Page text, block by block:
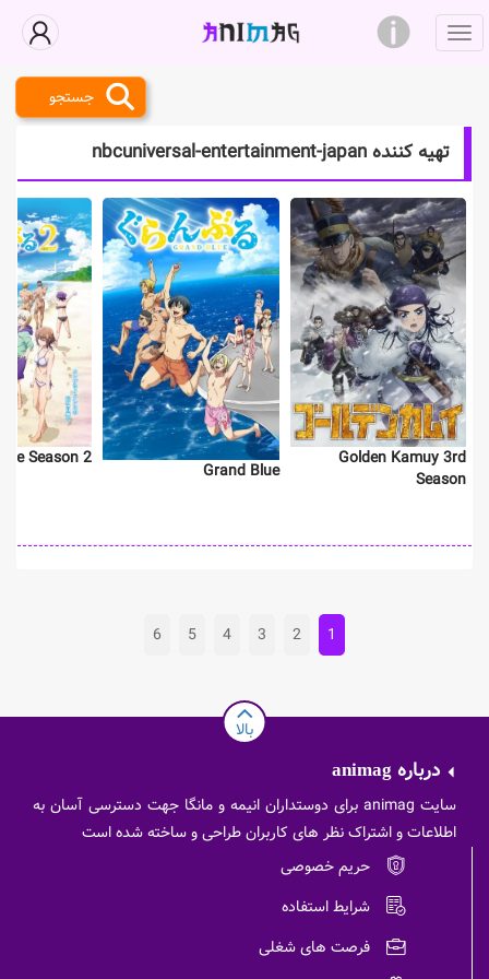
جستجو
تهیه کننده nbcuniversal-entertainment-japan
Golden Kamuy 3rd
Season
Grand Blue
Season 2
1
2
3
4
5
6
بالا
درباره animag
سایت animag برای دوستداران انیمه و مانگا جهت دسترسی آسان به
اطلاعات و اشتراک نظر های کاربران طراحی و ساخته شده است
حریم خصوصی
شرایط استفاده
فرصت های شغلی